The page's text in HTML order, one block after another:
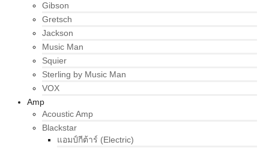
Gibson
Gretsch
Jackson
Music Man
Squier
Sterling by Music Man
VOX
Amp
Acoustic Amp
Blackstar
แอมป์กีต้าร์ (Electric)